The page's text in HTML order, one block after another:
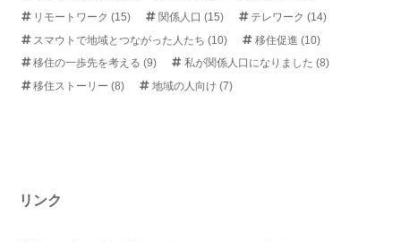
リモートワーク(15) 関係人口 (15) テレワーク(14)
スマウトで地域とつながった人たち(10) 移住促進 (10)
移住の一歩先を考える(9) 私が関係人口になりました (8)
移住ストーリー(8) 地域の人向け (7)
リンク